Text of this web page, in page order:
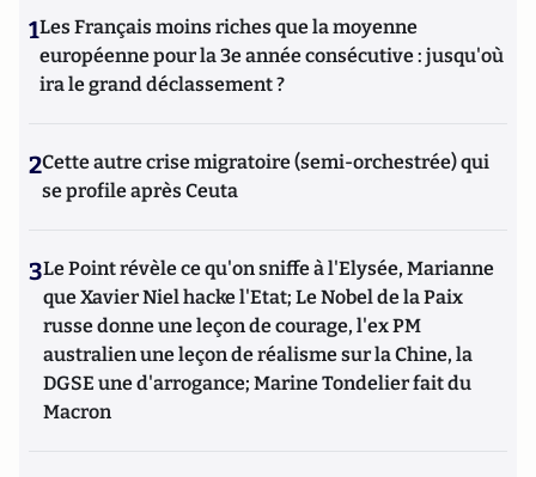
1Les Français moins riches que la moyenne
européenne pour la 3e année consécutive : jusqu'où
ira le grand déclassement ?
2Cette autre crise migratoire (semi-orchestrée) qui
se profile après Ceuta
3Le Point révèle ce qu'on sniffe à l'Elysée, Marianne
que Xavier Niel hacke l'Etat; Le Nobel de la Paix
russe donne une leçon de courage, l'ex PM
australien une leçon de réalisme sur la Chine, la
DGSE une d'arrogance; Marine Tondelier fait du
Macron